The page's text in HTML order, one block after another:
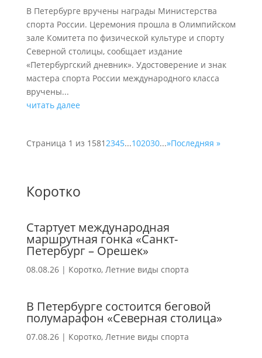
В Петербурге вручены награды Министерства
спорта России. Церемония прошла в Олимпийском
зале Комитета по физической культуре и спорту
Северной столицы, сообщает издание
«Петербургский дневник». Удостоверение и знак
мастера спорта России международного класса
вручены...
читать далее
Страница 1 из 15812345...102030...»Последняя »
Коротко
Стартует международная
маршрутная гонка «Санкт-
Петербург – Орешек»
08.08.26| Коротко, Летние виды спорта
В Петербурге состоится беговой
полумарафон «Северная столица»
07.08.26| Коротко, Летние виды спорта